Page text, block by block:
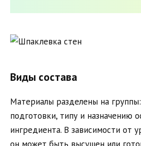
Виды состава
Материалы разделены на
подготовки, типу и назначению
ингредиента. В зависимости от